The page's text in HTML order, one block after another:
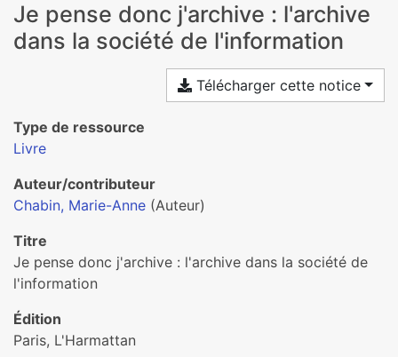
Je pense donc j'archive : l'archive
dans la société de l'information
Télécharger cette notice
Type de ressource
Livre
Auteur/contributeur
Chabin, Marie-Anne (Auteur)
Titre
Je pense donc j'archive : l'archive dans la société de
l'information
Édition
Paris, L'Harmattan